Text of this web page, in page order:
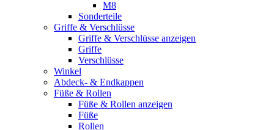
M8
Sonderteile
Griffe & Verschlüsse
Griffe & Verschlüsse anzeigen
Griffe
Verschlüsse
Winkel
Abdeck- & Endkappen
Füße & Rollen
Füße & Rollen anzeigen
Füße
Rollen